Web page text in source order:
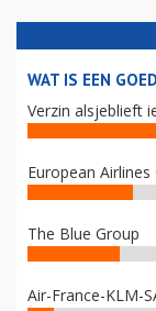
WAT IS EEN
Verzin alsjeblieft
European Airlines
The Blue Group
Air-France-KLM-